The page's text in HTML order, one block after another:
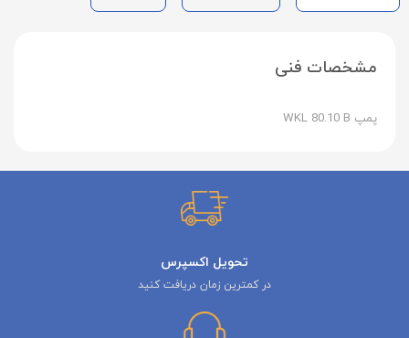
مشخصات فنی
پمپ WKL 80.10 B
تحویل اکسپرس
در کمترین زمان دریافت کنید